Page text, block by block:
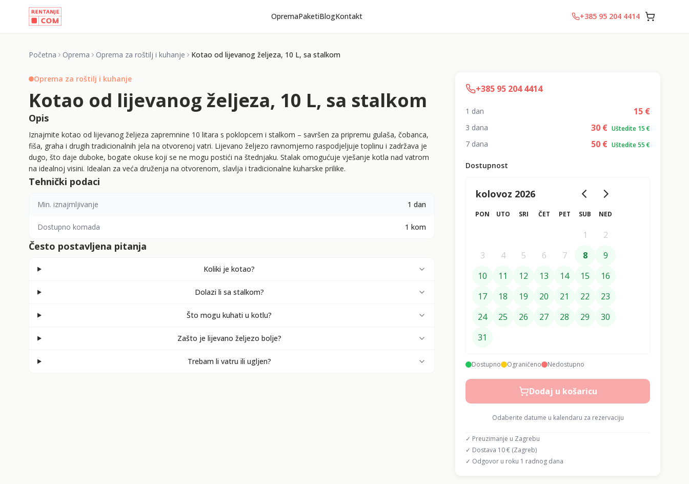
OpremaPaketiBlogKontakt +385 95 204 4414
Početna Oprema Oprema za roštilj i kuhanje Kotao od lijevanog željeza, 10 L, sa stalkom
Oprema za roštilj i kuhanje
Kotao od lijevanog željeza, 10 L, sa stalkom
Opis
Iznajmite kotao od lijevanog željeza zapremnine 10 litara s poklopcem i stalkom – savršen za pripremu gulaša, čobanca,
fiša, graha i drugih tradicionalnih jela na otvorenoj vatri. Lijevano željezo ravnomjerno raspodjeljuje toplinu i zadržava je
dugo, što daje duboke, bogate okuse koji se ne mogu postići na štednjaku. Stalak omogućuje vješanje kotla nad vatrom
na idealnoj visini. Idealan za veća druženja na otvorenom, slavlja i tradicionalne kuharske prilike.
Tehnički podaci
Min. iznajmljivanje 1 dan
Dostupno komada 1 kom
Često postavljena pitanja
Koliki je kotao?
Dolazi li sa stalkom?
Što mogu kuhati u kotlu?
Zašto je lijevano željezo bolje?
Trebam li vatru ili ugljen?
+385 95 204 4414
1 dan 15 €
3 dana 30 € Uštedite 15 €
7 dana 50 € Uštedite 55 €
Dostupnost
kolovoz 2026
PON UTO SRI ČET PET SUB NED
1
2
3
4 5 6 7 8
9
10
11 12 13 14 15
16
17
18 19 20 21 22
23
24
25 26 27 28 29
30
31
Dostupno Ograničeno Nedostupno
Dodaj u košaricu
Odaberite datume u kalendaru za rezervaciju
✓ Preuzimanje u Zagrebu
✓ Dostava 10 € (Zagreb)
✓ Odgovor u roku 1 radnog dana